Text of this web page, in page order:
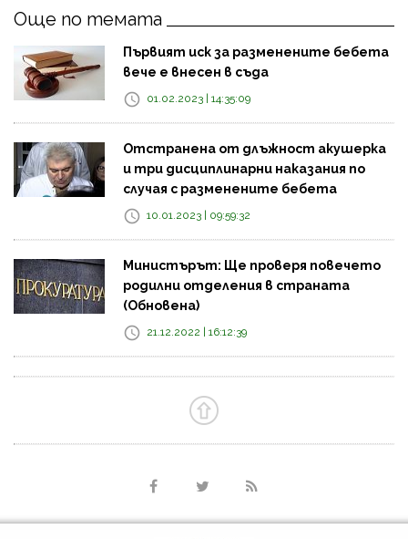
Още по темата
Първият иск за разменените бебета
вече е внесен в съда
01.02.2023 | 14:35:09
Отстранена от длъжност акушерка
и три дисциплинарни наказания по
случая с разменените бебета
10.01.2023 | 09:59:32
Министърът: Ще проверя повечето
родилни отделения в страната
(Обновена)
21.12.2022 | 16:12:39